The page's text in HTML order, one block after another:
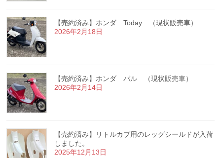
【売約済み】ホンダ Today （現状販売車）
2026年2月18日
【売約済み】ホンダ パル （現状販売車）
2026年2月14日
【売約済み】リトルカブ用のレッグシールドが入荷
しました。
2025年12月13日